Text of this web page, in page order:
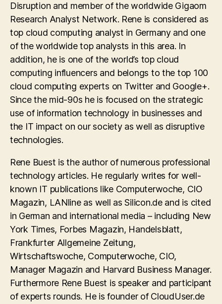
Disruption and member of the worldwide Gigaom
Research Analyst Network. Rene is considered as
top cloud computing analyst in Germany and one
of the worldwide top analysts in this area. In
addition, he is one of the world’s top cloud
computing influencers and belongs to the top 100
cloud computing experts on Twitter and Google+.
Since the mid-90s he is focused on the strategic
use of information technology in businesses and
the IT impact on our society as well as disruptive
technologies.
Rene Buest is the author of numerous professional
technology articles. He regularly writes for well-
known IT publications like Computerwoche, CIO
Magazin, LANline as well as Silicon.de and is cited
in German and international media – including New
York Times, Forbes Magazin, Handelsblatt,
Frankfurter Allgemeine Zeitung,
Wirtschaftswoche, Computerwoche, CIO,
Manager Magazin and Harvard Business Manager.
Furthermore Rene Buest is speaker and participant
of experts rounds. He is founder of CloudUser.de